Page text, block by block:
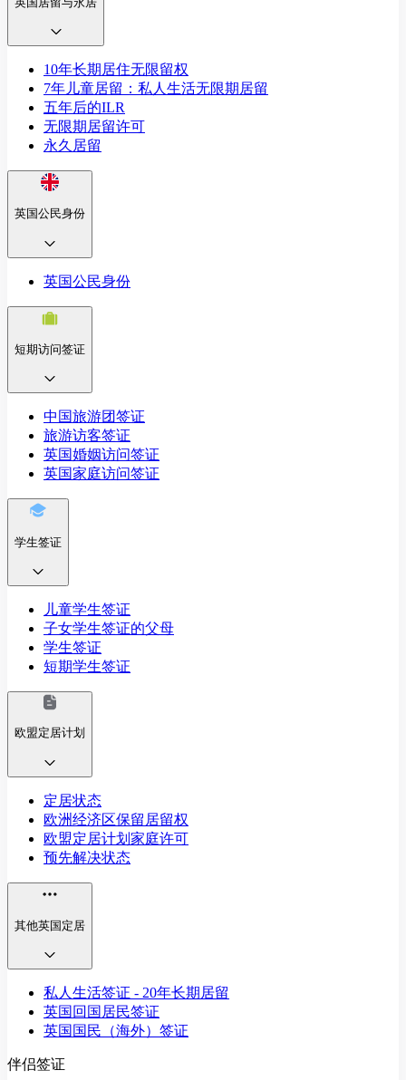
10年长期居住无限留权
7年儿童居留：私人生活无限期居留
五年后的ILR
无限期居留许可
永久居留
英国公民身份
英国公民身份
短期访问签证
中国旅游团签证
旅游访客签证
英国婚姻访问签证
英国家庭访问签证
学生签证
儿童学生签证
子女学生签证的父母
学生签证
短期学生签证
欧盟定居计划
定居状态
欧洲经济区保留居留权
欧盟定居计划家庭许可
预先解决状态
其他英国定居
私人生活签证 - 20年长期居留
英国回国居民签证
英国国民（海外）签证
伴侣签证